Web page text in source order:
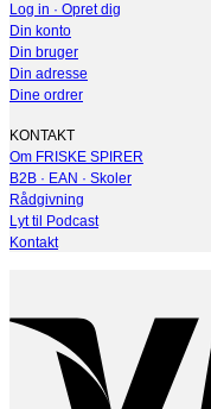
Log in · Opret dig
Din konto
Din bruger
Din adresse
Dine ordrer
KONTAKT
Om FRISKE SPIRER
B2B · EAN · Skoler
Rådgivning
Lyt til Podcast
Kontakt